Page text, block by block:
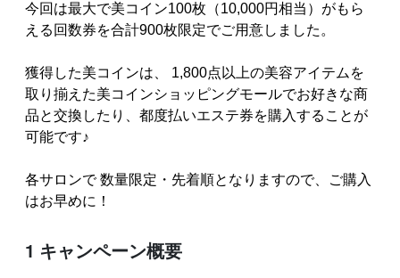
今回は最大で美コイン100枚（10,000円相当）がもら
える回数券を合計900枚限定でご用意しました。
獲得した美コインは、 1,800点以上の美容アイテムを
取り揃えた美コインショッピングモールでお好きな商
品と交換したり、都度払いエステ券を購入することが
可能です♪
各サロンで 数量限定・先着順となりますので、ご購入
はお早めに！
1 キャンペーン概要